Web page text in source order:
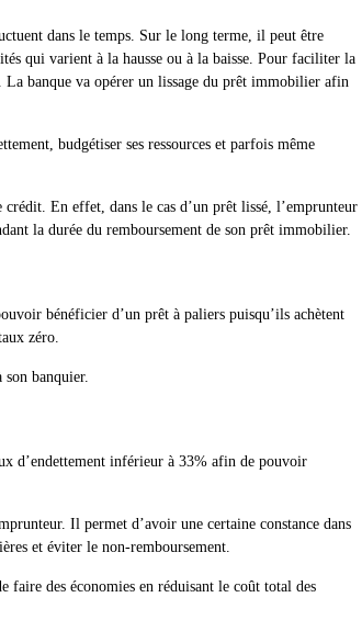
dans le temps. Sur le long terme, il peut être
qui varient à la hausse ou à la baisse. Pour faciliter la
La banque va opérer un lissage du prêt immobilier afin
budgétiser ses ressources et parfois même
En effet, dans le cas d’un prêt lissé, l’emprunteur
la durée du remboursement de son prêt immobilier.
bénéficier d’un prêt à paliers puisqu’ils achètent
zéro.
banquier.
d’endettement inférieur à 33% afin de pouvoir
Il permet d’avoir une certaine constance dans
et éviter le non-remboursement.
des économies en réduisant le coût total des